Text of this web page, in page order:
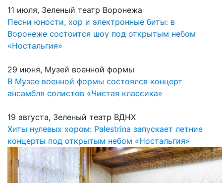
11 июля, Зеленый театр Воронежа
Песни юности, хор и электронные биты: в
Воронеже состоится шоу под открытым небом
«Ностальгия»
29 июня, Музей военной формы
В Музее военной формы состоялся концерт
ансамбля солистов «Чистая классика»
19 августа, Зеленый театр ВДНХ
Хиты нулевых хором: Palestrina запускает летние
концерты под открытым небом «Ностальгия»